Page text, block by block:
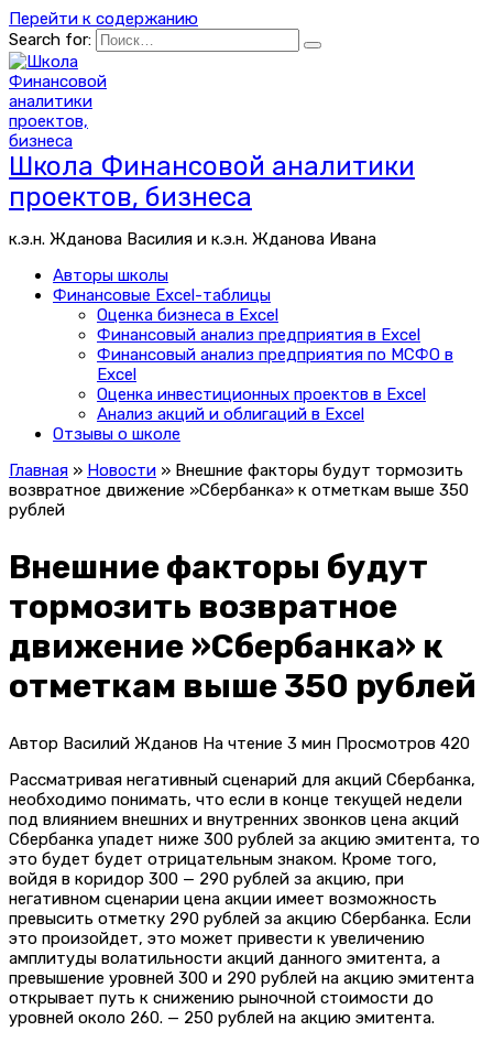
Перейти к содержанию
Search for:
Школа Финансовой аналитики
проектов, бизнеса
к.э.н. Жданова Василия и к.э.н. Жданова Ивана
Авторы школы
Финансовые Excel-таблицы
Оценка бизнеса в Excel
Финансовый анализ предприятия в Excel
Финансовый анализ предприятия по МСФО в
Excel
Оценка инвестиционных проектов в Excel
Анализ акций и облигаций в Excel
Отзывы о школе
Главная » Новости » Внешние факторы будут тормозить
возвратное движение »Сбербанка» к отметкам выше 350
рублей
Внешние факторы будут
тормозить возвратное
движение »Сбербанка» к
отметкам выше 350 рублей
Автор Василий Жданов На чтение 3 мин Просмотров 420
Рассматривая негативный сценарий для акций Сбербанка,
необходимо понимать, что если в конце текущей недели
под влиянием внешних и внутренних звонков цена акций
Сбербанка упадет ниже 300 рублей за акцию эмитента, то
это будет будет отрицательным знаком. Кроме того,
войдя в коридор 300 — 290 рублей за акцию, при
негативном сценарии цена акции имеет возможность
превысить отметку 290 рублей за акцию Сбербанка. Если
это произойдет, это может привести к увеличению
амплитуды волатильности акций данного эмитента, а
превышение уровней 300 и 290 рублей на акцию эмитента
открывает путь к снижению рыночной стоимости до
уровней около 260. — 250 рублей на акцию эмитента.